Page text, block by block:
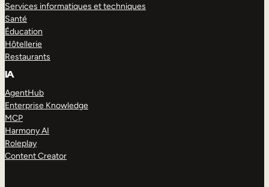
Services informatiques et techniques
Santé
Éducation
Hôtellerie
Restaurants
IA
AgentHub
Enterprise Knowledge
MCP
Harmony AI
Roleplay
Content Creator